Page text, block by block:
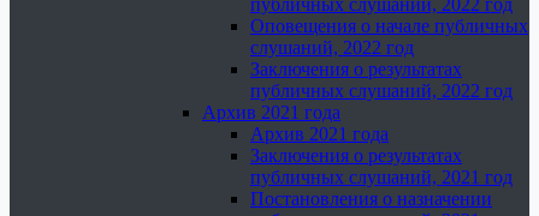
публичных слушаний, 2022 год
Оповещения о начале публичных
слушаний, 2022 год
Заключения о результатах
публичных слушаний, 2022 год
Архив 2021 года
Архив 2021 года
Заключения о результатах
публичных слушаний, 2021 год
Постановления о назначении